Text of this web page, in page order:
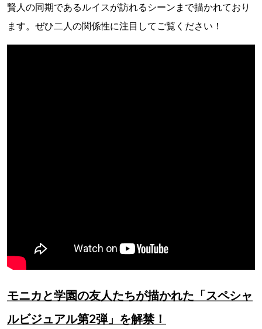
賢人の同期であるルイスが訪れるシーンまで描かれており
ます。ぜひ二人の関係性に注目してご覧ください！
モニカと学園の友人たちが描かれた「スペシャ
ルビジュアル第2弾」を解禁！